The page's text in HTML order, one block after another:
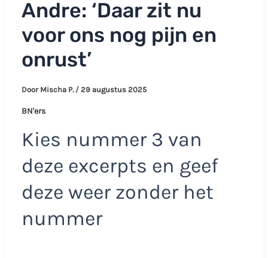
Andre: ‘Daar zit nu
voor ons nog pijn en
onrust’
Door Mischa P. / 29 augustus 2025
BN'ers
Kies nummer 3 van
deze excerpts en geef
deze weer zonder het
nummer